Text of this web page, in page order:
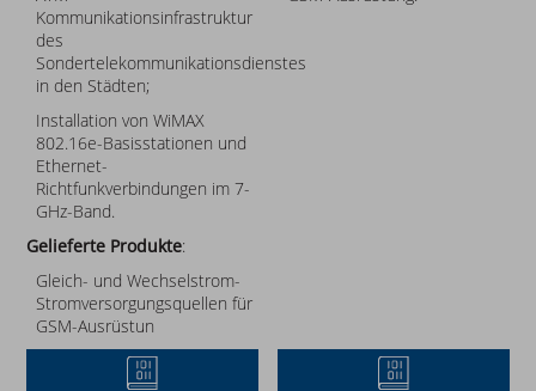
Kommunikationsinfrastruktur
des
Sondertelekommunikationsdienstes
in den Städten;
Installation von WiMAX
802.16e-Basisstationen und
Ethernet-
Richtfunkverbindungen im 7-
GHz-Band.
Gelieferte Produkte:
Gleich- und Wechselstrom-
Stromversorgungsquellen für
GSM-Ausrüstun